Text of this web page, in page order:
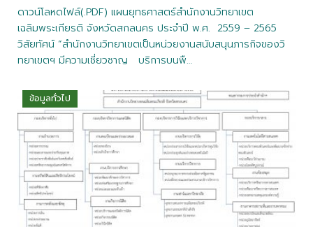
ดาวน์โลหดไฟล์(.PDF) แผนยุทธศาสตร์สำนักงานวิทยาเขต
เฉลิมพระเกียรติ จังหวัดสกลนคร ประจำปี พ.ศ. 2559 – 2565
วิสัยทัศน์ “สำนักงานวิทยาเขตเป็นหน่วยงานสนับสนุนภารกิจของวิ
ทยาเขตฯ มีความเชี่ยวชาญ บริการบนพื…
ข้อมูลทั่วไป